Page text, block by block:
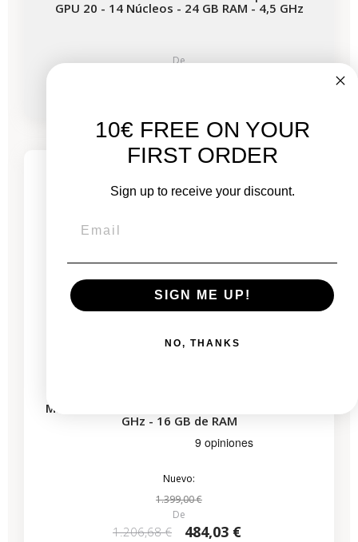
GPU 20 - 14 Núcleos - 24 GB RAM - 4,5 GHz
De
REBAJAS -722,65 €
MacBook Pro 16" Touch Bar 2019 - Intel i7 2,6
GHz - 16 GB de RAM
Nuevo:
1.399,00 €
De
1.206,68 € 484,03 €
10€ FREE ON YOUR
FIRST ORDER
Sign up to receive your discount.
SIGN ME UP!
NO, THANKS